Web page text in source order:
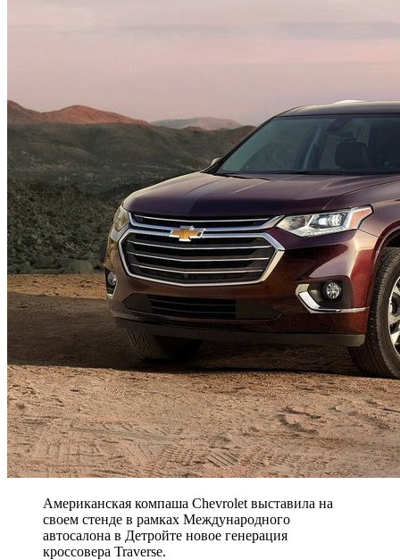
Американская компаша Chevrolet выставила на
своем стенде в рамках Международного
автосалона в Детройте новое генерация
кроссовера Traverse.